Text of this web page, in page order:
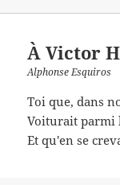
À Victor
Alphonse Esquiros
Toi que, dans
Voiturait parmi
Et qu'en se